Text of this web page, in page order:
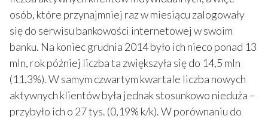
osób, które przynajmniej raz w miesiącu zalogowały
się do serwisu bankowości internetowej w swoim
banku. Na koniec grudnia 2014 było ich nieco ponad 13
mln, rok później liczba ta zwiększyła się do 14,5 mln
(11,3%). W samym czwartym kwartale liczba nowych
aktywnych klientów była jednak stosunkowo nieduża –
przybyło ich o 27 tys. (0,19% k/k). W porównaniu do